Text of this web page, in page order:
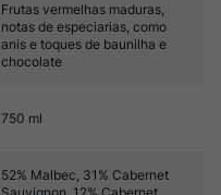
Frutas vermelhas maduras,
notas de especiarias, como
anis e toques de baunilha e
chocolate
750 ml
52% Malbec, 31% Cabernet